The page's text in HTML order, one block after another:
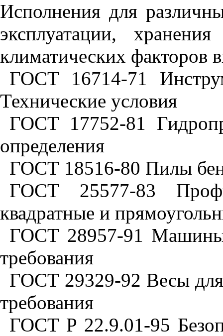
Исполнения для
эксплуатации,
климатических факторов
ГОСТ 16714-71
Технические условия
ГОСТ 17752-81
определения
ГОСТ 18516-80 Пилы
ГОСТ 25577-83
квадратные и
ГОСТ 28957-91 Машины
требования
ГОСТ 29329-92 Весы для
требования
ГОСТ Р 22.9.01-95